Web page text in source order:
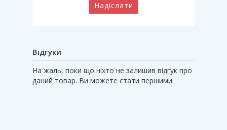
Надіслати
Відгуки
На жаль, поки що ніхто не залишив відгук про
даний товар. Ви можете стати першими.